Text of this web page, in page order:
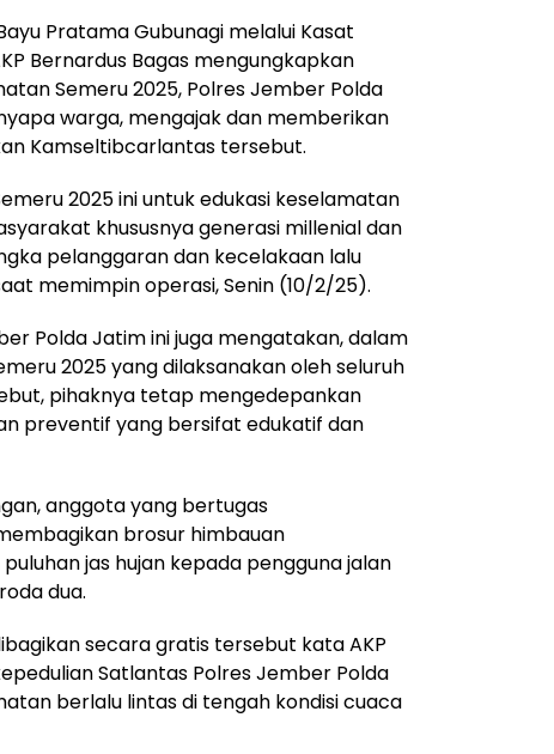
Pratama Gubunagi melalui Kasat
Bernardus Bagas mengungkapkan
Semeru 2025, Polres Jember Polda
warga, mengajak dan memberikan
Kamseltibcarlantas tersebut.
2025 ini untuk edukasi keselamatan
khususnya generasi millenial dan
pelanggaran dan kecelakaan lalu
memimpin operasi, Senin (10/2/25).
Polda Jatim ini juga mengatakan, dalam
2025 yang dilaksanakan oleh seluruh
pihaknya tetap mengedepankan
preventif yang bersifat edukatif dan
anggota yang bertugas
brosur himbauan
jas hujan kepada pengguna jalan
dua.
secara gratis tersebut kata AKP
Satlantas Polres Jember Polda
berlalu lintas di tengah kondisi cuaca